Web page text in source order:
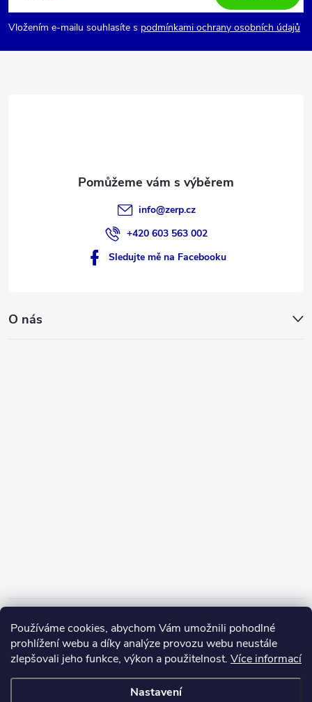
Používáme cookies, abychom Vám umožnili pohodlné
prohlížení webu a díky analýze provozu webu neustále
zlepšovali jeho funkce, výkon a použitelnost. Více informací
Nastavení
p
a
Vložením e-mailu souhlasíte s podmínkami ochrany osobních údajů
info@zerp.cz
+420 603 563 002
Sledujte mě na Facebooku
O nás